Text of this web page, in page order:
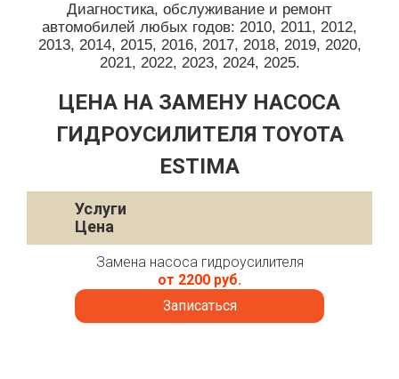
Диагностика, обслуживание и ремонт
автомобилей любых годов: 2010, 2011, 2012,
2013, 2014, 2015, 2016, 2017, 2018, 2019, 2020,
2021, 2022, 2023, 2024, 2025.
ЦЕНА НА ЗАМЕНУ НАСОСА
ГИДРОУСИЛИТЕЛЯ TOYOTA
ESTIMA
Услуги
Цена
Замена насоса гидроусилителя
от 2200 руб.
Записаться